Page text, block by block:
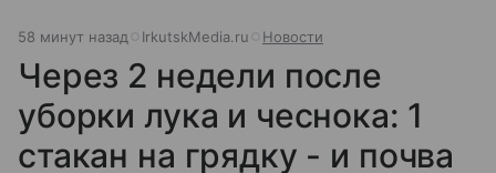
58 минут назад IrkutskMedia.ru Новости
Через 2 недели после
уборки лука и чеснока: 1
стакан на грядку - и почва